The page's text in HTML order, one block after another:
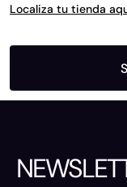
Localiza tu tienda